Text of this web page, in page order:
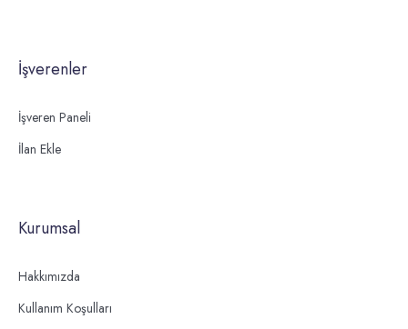
İşverenler
İşveren Paneli
İlan Ekle
Kurumsal
Hakkımızda
Kullanım Koşulları